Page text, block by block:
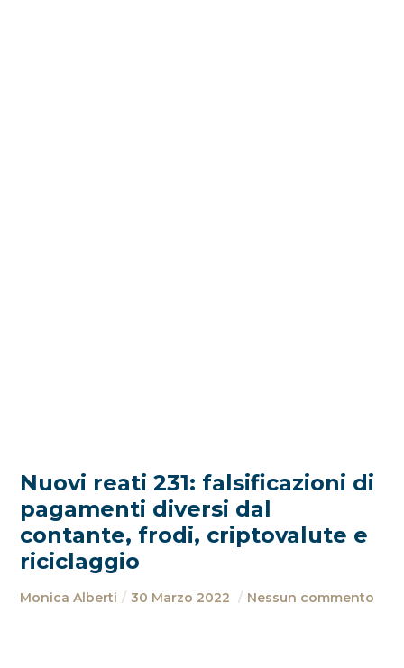
Nuovi reati 231: falsificazioni di
pagamenti diversi dal
contante, frodi, criptovalute e
riciclaggio
Monica Alberti 30 Marzo 2022 Nessun commento